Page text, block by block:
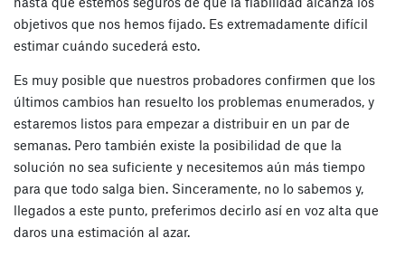
objetivos que nos hemos fijado. Es extremadamente difícil
estimar cuándo sucederá esto.
Es muy posible que nuestros probadores confirmen que los
últimos cambios han resuelto los problemas enumerados, y
estaremos listos para empezar a distribuir en un par de
semanas. Pero también existe la posibilidad de que la
solución no sea suficiente y necesitemos aún más tiempo
para que todo salga bien. Sinceramente, no lo sabemos y,
llegados a este punto, preferimos decirlo así en voz alta que
daros una estimación al azar.